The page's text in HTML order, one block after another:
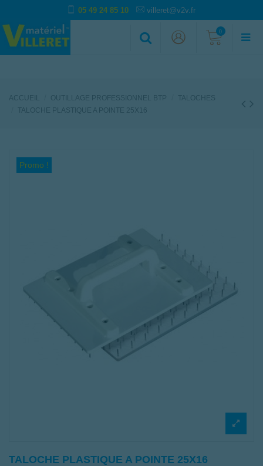
05 49 24 85 10 villeret@v2v.fr
0
ACCUEIL OUTILLAGE PROFESSIONNEL BTP
TALOCHES
TALOCHE PLASTIQUE A POINTE 25X16
Promo !
TALOCHE PLASTIQUE A POINTE 25X16